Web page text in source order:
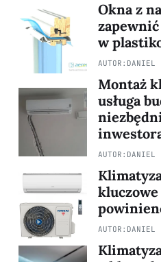
Okna z
w
AUTOR: DANIEL
Montaż
usługa
AUTOR: DANIEL
AUTOR: DANIEL